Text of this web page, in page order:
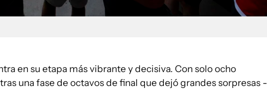
en su etapa más vibrante y decisiva. Con solo ocho
una fase de octavos de final que dejó grandes sorpresas -